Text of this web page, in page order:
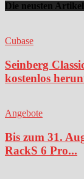
Die neusten
Cubase
Seinberg
kostenlos
Angebote
Bis zum 31.
RackS 6 Pro...